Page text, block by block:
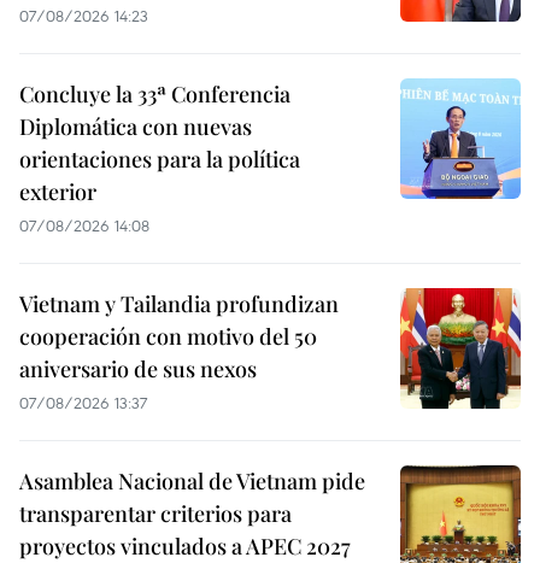
07/08/2026 14:23
Concluye la 33ª Conferencia
Diplomática con nuevas
orientaciones para la política
exterior
07/08/2026 14:08
Vietnam y Tailandia profundizan
cooperación con motivo del 50
aniversario de sus nexos
07/08/2026 13:37
Asamblea Nacional de Vietnam pide
transparentar criterios para
proyectos vinculados a APEC 2027